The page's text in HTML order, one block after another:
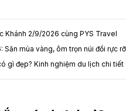
Khánh 2/9/2026 cùng PYS Travel
Săn mùa vàng, ôm trọn núi đồi rực
gì đẹp? Kinh nghiệm du lịch chi tiết